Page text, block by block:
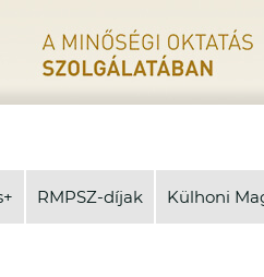
RMPSZ-díjak Külhoni